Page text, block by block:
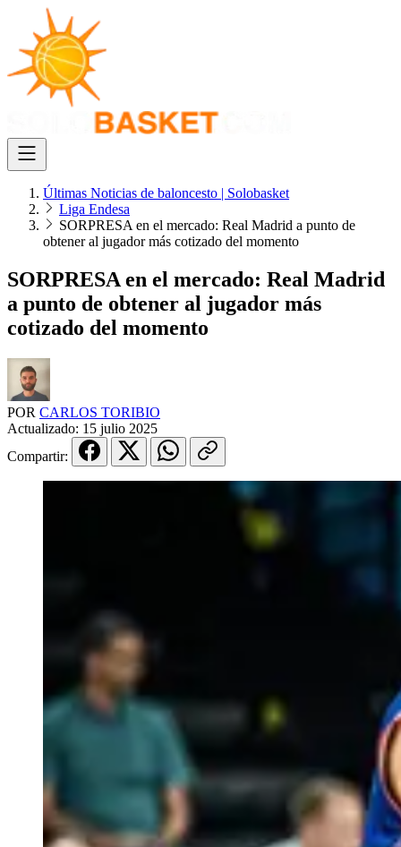
Últimas Noticias de baloncesto | Solobasket
Liga Endesa
SORPRESA en el mercado: Real Madrid a punto de
obtener al jugador más cotizado del momento
SORPRESA en el mercado: Real Madrid
a punto de obtener al jugador más
cotizado del momento
POR CARLOS TORIBIO
Actualizado: 15 julio 2025
Compartir: